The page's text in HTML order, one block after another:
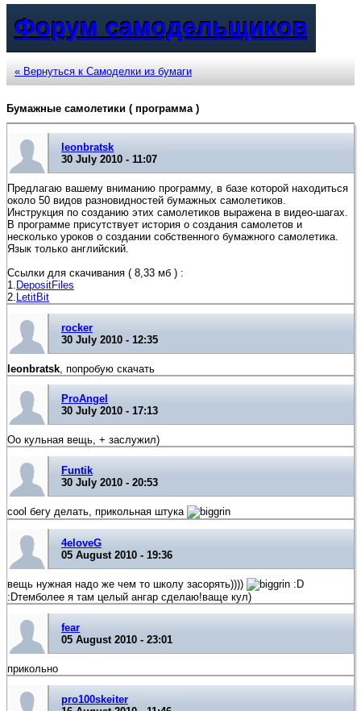
Форум самодельщиков
« Вернуться к Самоделки из бумаги
Бумажные самолетики ( программа )
leonbratsk
30 July 2010 - 11:07
Предлагаю вашему вниманию программу, в базе которой находиться
около 50 видов разновидностей бумажных самолетиков.
Инструкция по созданию этих самолетиков выражена в видео-шагах.
В программе присутствует история о создания самолетов и
несколько уроков о создании собственного бумажного самолетика.
Язык только английский.
Ссылки для скачивания ( 8,33 мб ) :
1. DepositFiles
2.
LetitBit
rocker
30 July 2010 - 12:35
leonbratsk , попробую скачать
ProAngel
30 July 2010 - 17:13
Оо кульная вещь, + заслужил)
Funtik
30 July 2010 - 20:53
cool бегу делать, прикольная штука
4eloveG
05 August 2010 - 19:36
вещь нужная надо же чем то школу засорять))))
:D
:Dтемболее я там целый ангар сделаю!ваще кул)
fear
05 August 2010 - 23:01
прикольно
pro100skeiter